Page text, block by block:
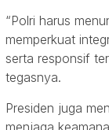
“Polri harus
memperkuat
serta responsif
tegasnya.
Presiden juga